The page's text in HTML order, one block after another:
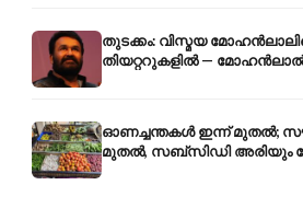
തുടക്കം: വിസ്മയ
തിയറ്ററുകളിൽ —
ഓണച്ചന്തകൾ ഇന്ന് മുതൽ;
മുതൽ, സബ്സിഡി അരിയും
വിലക്കയറ്റത്തിന് കടിഞ്ഞാൺ